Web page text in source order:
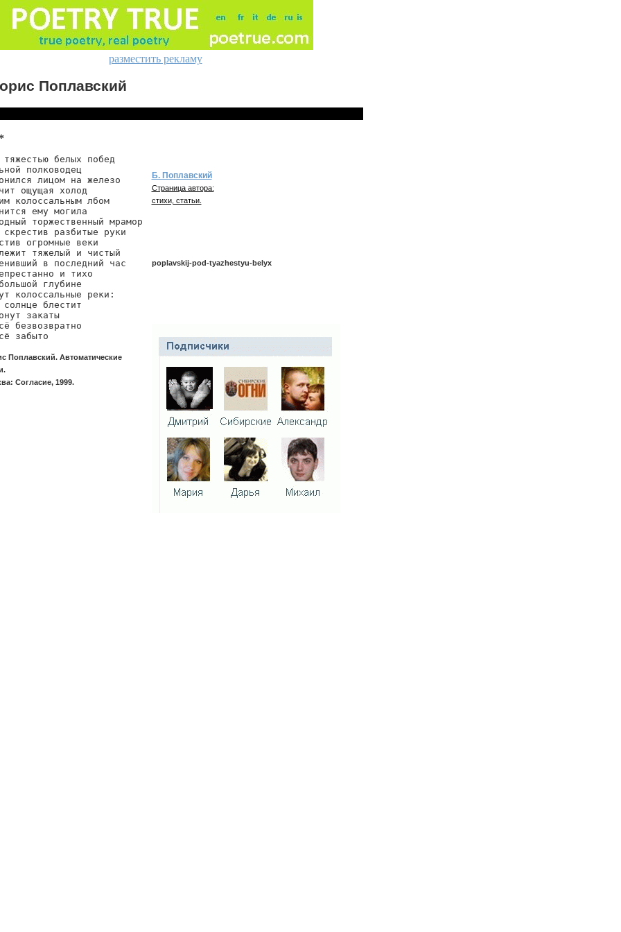
разместить рекламу
Поплавский
тяжестью белых побед
полководец
лицом на железо
ощущая холод
колоссальным лбом
ему могила
торжественный мрамор
скрестив разбитые руки
огромные веки
тяжелый и чистый
в последний час
и тихо
глубине
колоссальные реки:
солнце блестит
закаты
безвозвратно
забыто
Поплавский. Автоматические
Согласие, 1999.
Б. Поплавский
Страница автора:
стихи, статьи.
poplavskij-pod-tyazhestyu-belyx